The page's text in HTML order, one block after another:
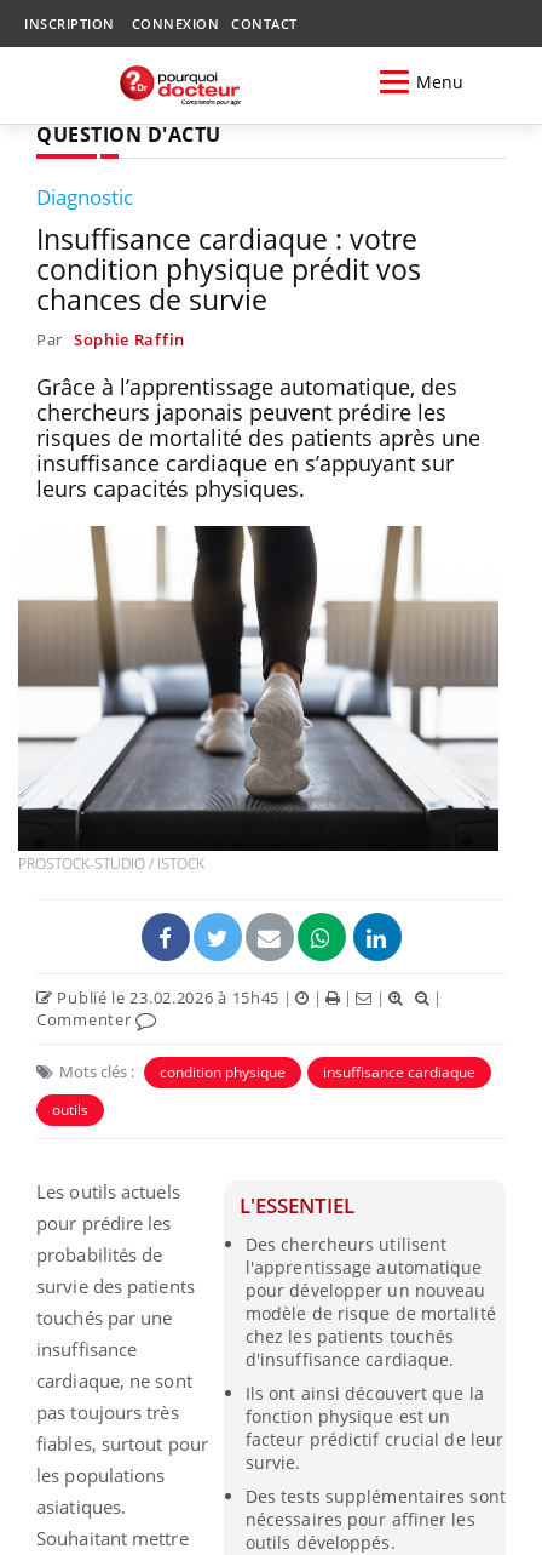
INSCRIPTION CONNEXION CONTACT
Menu
QUESTION D'ACTU
Diagnostic
Insuffisance cardiaque : votre
condition physique prédit vos
chances de survie
Par Sophie Raffin
Grâce à l’apprentissage automatique, des
chercheurs japonais peuvent prédire les
risques de mortalité des patients après une
insuffisance cardiaque en s’appuyant sur
leurs capacités physiques.
PROSTOCK-STUDIO / ISTOCK
Publié le 23.02.2026 à 15h45 | | | |
|
Commenter
Mots clés : condition physique
insuffisance cardiaque
outils
L'ESSENTIEL
Des chercheurs utilisent
l'apprentissage automatique
pour développer un nouveau
modèle de risque de mortalité
chez les patients touchés
d'insuffisance cardiaque.
Ils ont ainsi découvert que la
fonction physique est un
facteur prédictif crucial de leur
survie.
Des tests supplémentaires sont
nécessaires pour affiner les
outils développés.
Les outils actuels
pour prédire les
probabilités de
survie des patients
touchés par une
insuffisance
cardiaque, ne sont
pas toujours très
fiables, surtout pour
les populations
asiatiques.
Souhaitant mettre